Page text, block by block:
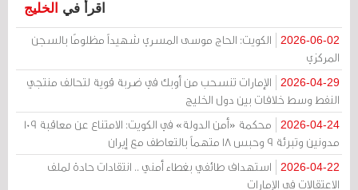
اقرأ في الخليج
2026-06-02
الكويت: الحاج موسى المسري شهيداً مظلومًا بالسجن
المركزي
2026-04-29
الإمارات تنسحب من أوبك في ضربة قوية لتحالف منتجي
النفط وسط خلافات بين دول الخليج
2026-04-24
محكمة «أمن الدولة» في الكويت: الامتناع عن معاقبة 109
مدونين وتبرئة 9 وحبس 18 متهماً بالتعاطف مع إيران
2026-04-22
استهداف طائفي بغطاء أمني .. انتقادات حادة لملف
الاعتقالات في الإمارات